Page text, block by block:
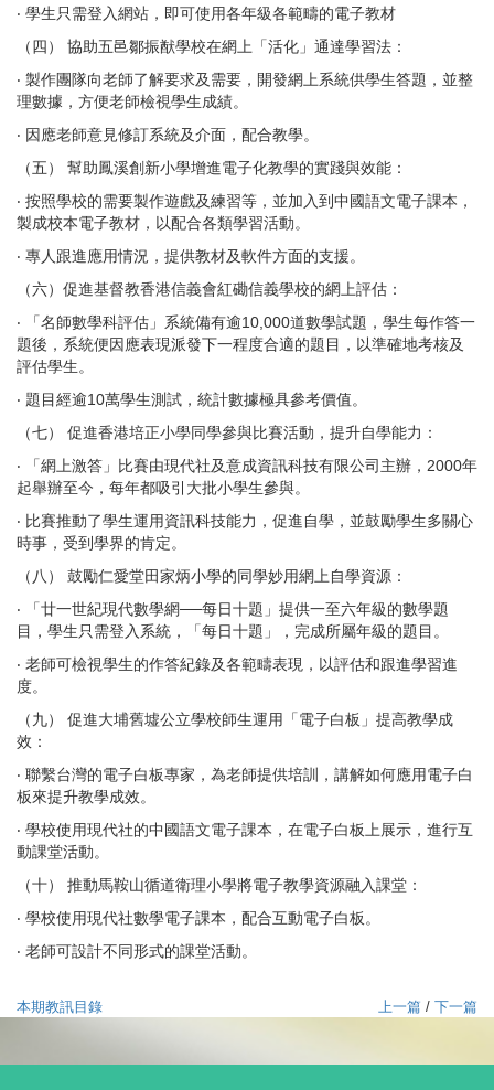
‧ 學生只需登入網站，即可使用各年級各範疇的電子教材
（四） 協助五邑鄒振猷學校在網上「活化」通達學習法：
‧ 製作團隊向老師了解要求及需要，開發網上系統供學生答題，並整
理數據，方便老師檢視學生成績。
‧ 因應老師意見修訂系統及介面，配合教學。
（五） 幫助鳳溪創新小學增進電子化教學的實踐與效能：
‧ 按照學校的需要製作遊戲及練習等，並加入到中國語文電子課本，
製成校本電子教材，以配合各類學習活動。
‧ 專人跟進應用情況，提供教材及軟件方面的支援。
（六）促進基督教香港信義會紅磡信義學校的網上評估：
‧ 「名師數學科評估」系統備有逾10,000道數學試題，學生每作答一
題後，系統便因應表現派發下一程度合適的題目，以準確地考核及
評估學生。
‧ 題目經逾10萬學生測試，統計數據極具參考價值。
（七） 促進香港培正小學同學參與比賽活動，提升自學能力：
‧ 「網上激答」比賽由現代社及意成資訊科技有限公司主辦，2000年
起舉辦至今，每年都吸引大批小學生參與。
‧ 比賽推動了學生運用資訊科技能力，促進自學，並鼓勵學生多關心
時事，受到學界的肯定。
（八） 鼓勵仁愛堂田家炳小學的同學妙用網上自學資源：
‧ 「廿一世紀現代數學網──每日十題」提供一至六年級的數學題
目，學生只需登入系統，「每日十題」，完成所屬年級的題目。
‧ 老師可檢視學生的作答紀錄及各範疇表現，以評估和跟進學習進
度。
（九） 促進大埔舊墟公立學校師生運用「電子白板」提高教學成
效：
‧ 聯繫台灣的電子白板專家，為老師提供培訓，講解如何應用電子白
板來提升教學成效。
‧ 學校使用現代社的中國語文電子課本，在電子白板上展示，進行互
動課堂活動。
（十） 推動馬鞍山循道衛理小學將電子教學資源融入課堂：
‧ 學校使用現代社數學電子課本，配合互動電子白板。
‧ 老師可設計不同形式的課堂活動。
本期教訊目錄 上一篇 / 下一篇